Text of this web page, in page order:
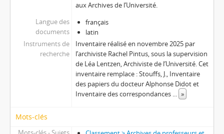
aux Archives de l’Université.
Langue des
documents
français
latin
Instruments de
recherche
Inventaire réalisé en novembre 2025 par
l’archiviste Rachel Pintus, sous la supervision
de Léa Lentzen, Archiviste de l’Université. Cet
inventaire remplace : Stouffs, J., Inventaire
des papiers du docteur Alphonse Didot et
Inventaire des correspondances ... »
Mots-clés